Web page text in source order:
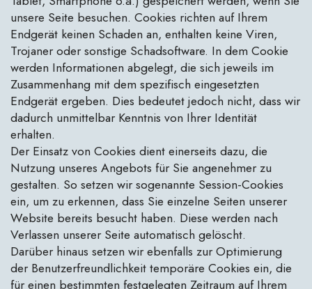
unsere Seite besuchen. Cookies richten auf Ihrem
Endgerät keinen Schaden an, enthalten keine Viren,
Trojaner oder sonstige Schadsoftware. In dem Cookie
werden Informationen abgelegt, die sich jeweils im
Zusammenhang mit dem spezifisch eingesetzten
Endgerät ergeben. Dies bedeutet jedoch nicht, dass wir
dadurch unmittelbar Kenntnis von Ihrer Identität
erhalten.
Der Einsatz von Cookies dient einerseits dazu, die
Nutzung unseres Angebots für Sie angenehmer zu
gestalten. So setzen wir sogenannte Session-Cookies
ein, um zu erkennen, dass Sie einzelne Seiten unserer
Website bereits besucht haben. Diese werden nach
Verlassen unserer Seite automatisch gelöscht.
Darüber hinaus setzen wir ebenfalls zur Optimierung
der Benutzerfreundlichkeit temporäre Cookies ein, die
für einen bestimmten festgelegten Zeitraum auf Ihrem